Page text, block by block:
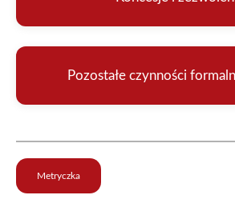
Pozostałe czynności
Metryczka